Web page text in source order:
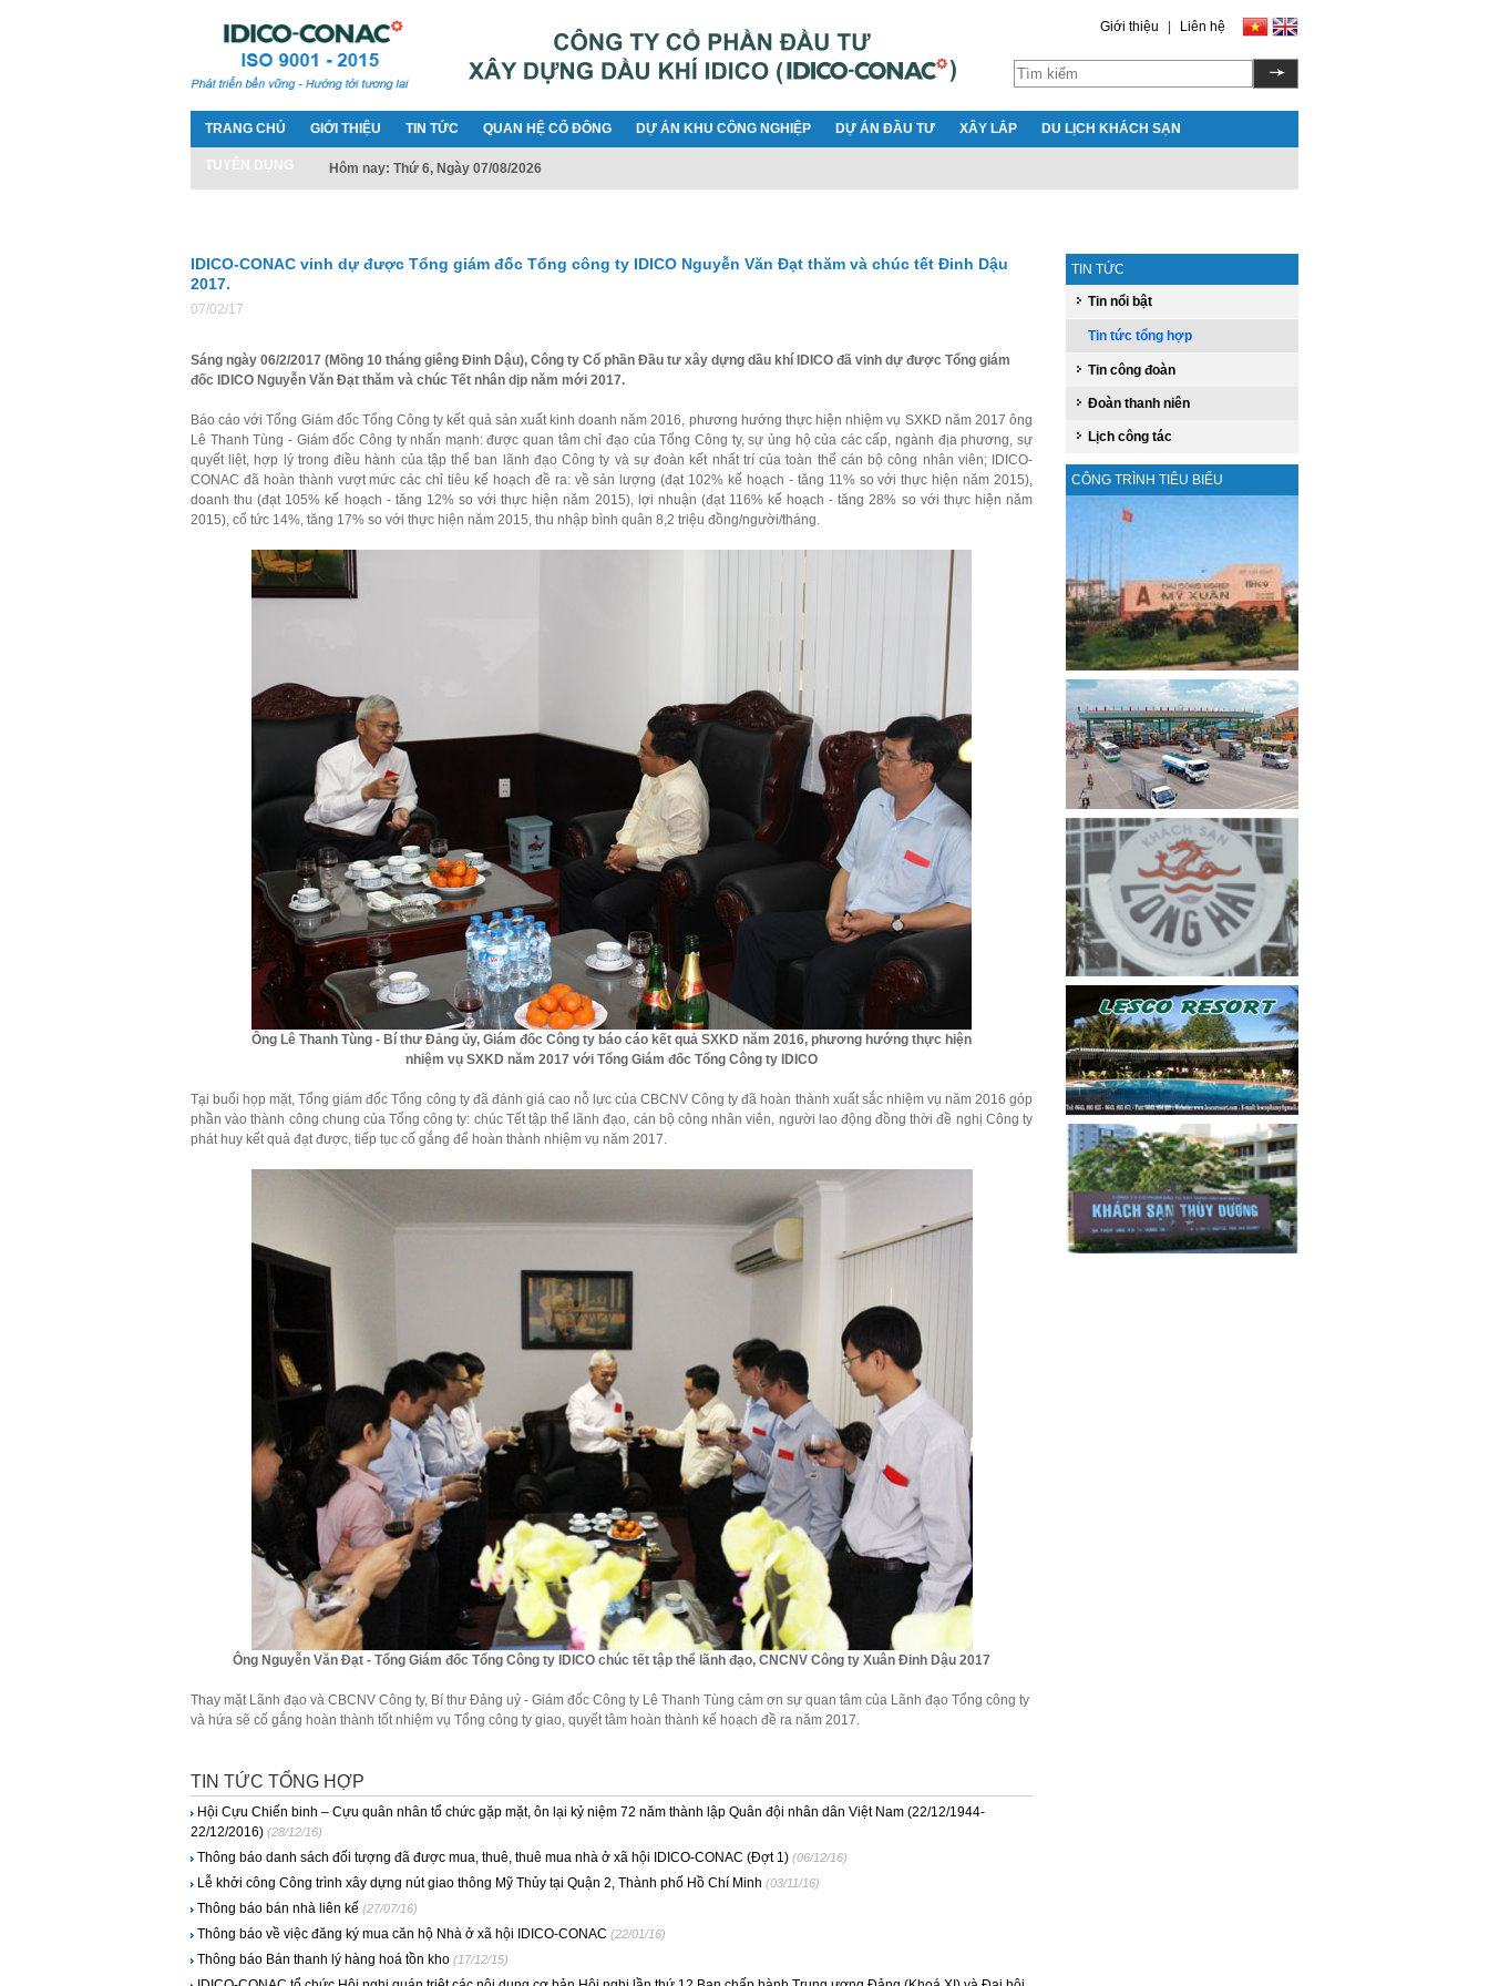
Giới thiệu Liên hệ
TRANG CHỦ GIỚI THIỆU TIN TỨC QUAN HỆ CỔ ĐÔNG DỰ ÁN KHU CÔNG NGHIỆP DỰ ÁN ĐẦU TƯ XÂY LẮP DU LỊCH KHÁCH SẠN
TUYỂN DỤNG Hôm nay: Thứ 6, Ngày 07/08/2026
IDICO-CONAC vinh dự được Tổng giám đốc Tổng công ty IDICO Nguyễn Văn Đạt thăm và chúc tết Đinh Dậu
2017.
07/02/17
Sáng ngày 06/2/2017 (Mồng 10 tháng giêng Đinh Dậu), Công ty Cổ phần Đầu tư xây dựng dầu khí IDICO đã vinh dự được Tổng giám
đốc IDICO Nguyễn Văn Đạt thăm và chúc Tết nhân dịp năm mới 2017.
Báo cáo với Tổng Giám đốc Tổng Công ty kết quả sản xuất kinh doanh năm 2016, phương hướng thực hiện nhiệm vụ SXKD năm 2017 ông
Lê Thanh Tùng - Giám đốc Công ty nhấn mạnh: được quan tâm chỉ đạo của Tổng Công ty, sự ủng hộ của các cấp, ngành địa phương, sự
quyết liệt, hợp lý trong điều hành của tập thể ban lãnh đạo Công ty và sự đoàn kết nhất trí của toàn thể cán bộ công nhân viên; IDICO-
CONAC đã hoàn thành vượt mức các chỉ tiêu kế hoạch đề ra: về sản lượng (đạt 102% kế hoạch - tăng 11% so với thực hiện năm 2015),
doanh thu (đạt 105% kế hoạch - tăng 12% so với thực hiện năm 2015), lợi nhuận (đạt 116% kế hoạch - tăng 28% so với thực hiện năm
2015), cổ tức 14%, tăng 17% so với thực hiện năm 2015, thu nhập bình quân 8,2 triệu đồng/người/tháng.
Ông Lê Thanh Tùng - Bí thư Đảng ủy, Giám đốc Công ty báo cáo kết quả SXKD năm 2016, phương hướng thực hiện
nhiệm vụ SXKD năm 2017 với Tổng Giám đốc Tổng Công ty IDICO
Tại buổi họp mặt, Tổng giám đốc Tổng công ty đã đánh giá cao nỗ lực của CBCNV Công ty đã hoàn thành xuất sắc nhiệm vụ năm 2016 góp
phần vào thành công chung của Tổng công ty: chúc Tết tập thể lãnh đạo, cán bộ công nhân viên, người lao động đồng thời đề nghị Công ty
phát huy kết quả đạt được, tiếp tục cố gắng để hoàn thành nhiệm vụ năm 2017.
Ông Nguyễn Văn Đạt - Tổng Giám đốc Tổng Công ty IDICO chúc tết tập thể lãnh đạo, CNCNV Công ty Xuân Đinh Dậu 2017
Thay mặt Lãnh đạo và CBCNV Công ty, Bí thư Đảng uỷ - Giám đốc Công ty Lê Thanh Tùng cảm ơn sự quan tâm của Lãnh đạo Tổng công ty
và hứa sẽ cố gắng hoàn thành tốt nhiệm vụ Tổng công ty giao, quyết tâm hoàn thành kế hoạch đề ra năm 2017.
TIN TỨC TỔNG HỢP
Hội Cựu Chiến binh – Cựu quân nhân tổ chức gặp mặt, ôn lại kỷ niệm 72 năm thành lập Quân đội nhân dân Việt Nam (22/12/1944-
22/12/2016) (28/12/16)
Thông báo danh sách đối tượng đã được mua, thuê, thuê mua nhà ở xã hội IDICO-CONAC (Đợt 1) (06/12/16)
Lễ khởi công Công trình xây dựng nút giao thông Mỹ Thủy tại Quận 2, Thành phố Hồ Chí Minh (03/11/16)
Thông báo bán nhà liên kế (27/07/16)
Thông báo về việc đăng ký mua căn hộ Nhà ở xã hội IDICO-CONAC (22/01/16)
Thông báo Bán thanh lý hàng hoá tồn kho (17/12/15)
TIN TỨC
Tin nổi bật
Tin tức tổng hợp
Tin công đoàn
Đoàn thanh niên
Lịch công tác
CÔNG TRÌNH TIÊU BIỂU